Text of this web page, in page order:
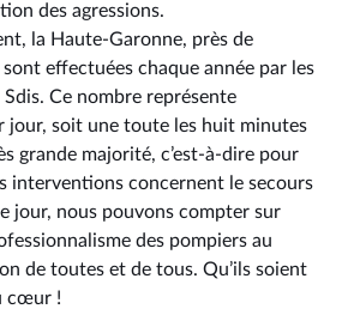
des agressions.
la Haute-Garonne, près de
effectuées chaque année par les
Ce nombre représente
jour, soit une toute les huit minutes
grande majorité, c’est-à-dire pour
interventions concernent le secours
jour, nous pouvons compter sur
des pompiers au
de toutes et de tous. Qu’ils soient
cœur !